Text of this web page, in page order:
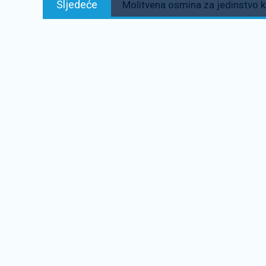
Sljedeće Molitvena osmina za jedinstvo